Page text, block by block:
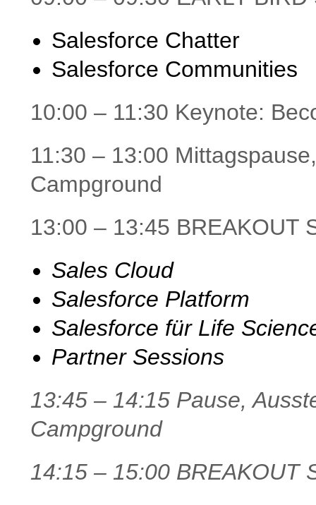
Salesforce Chatter
Salesforce Communities
10:00 – 11:30 Keynote:
11:30 – 13:00
Campground
13:00 – 13:45 BREAKOUT
Sales Cloud
Salesforce Platform
Salesforce für Life
Partner Sessions
13:45 – 14:15 Pause,
Campground
14:15 – 15:00 BREAKOUT